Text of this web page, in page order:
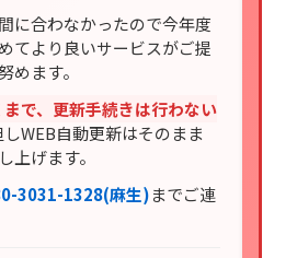
に合わなかったので今年度
てより良いサービスがご提
めます。
で、更新手続きは行わない
しWEB自動更新はそのまま
上げます。
3031-1328(麻生)までご連